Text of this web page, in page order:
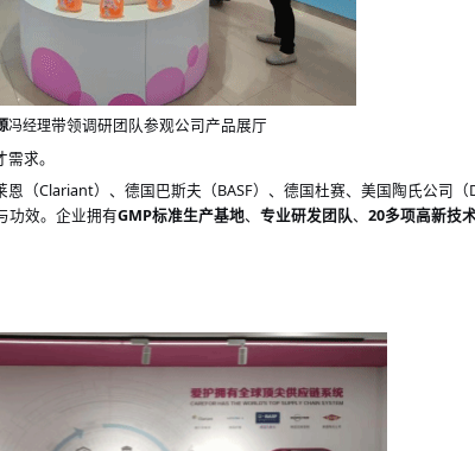
冯经理带领调研团队参观公司产品展厅
求。
恩（Clariant）、德国巴斯夫（BASF）、德国杜赛、美国陶氏公司
功效。企业拥有GMP标准生产基地、 专业研发团队、 20多项高新技